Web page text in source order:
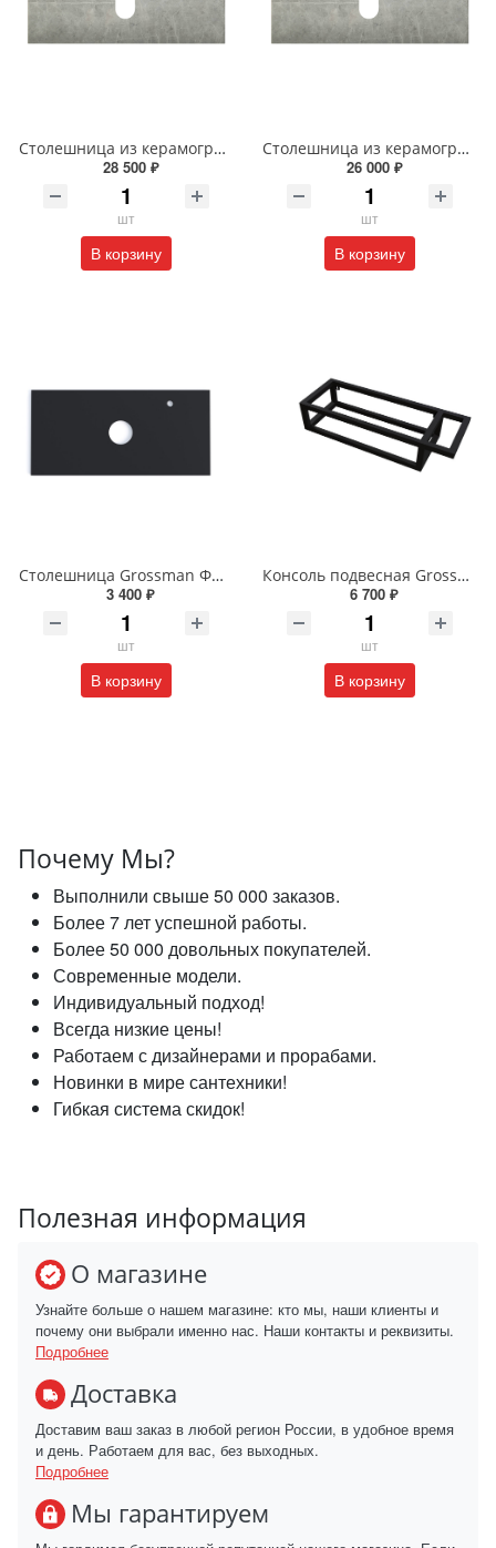
Столешница из керамогранита BelBagno 100 см KEP-100-MGL-W0 Marmo Grigio Lucido
28 500 ₽
шт
В корзину
Столешница из керамогранита BelBagno 100 см KEP-90-MGL-W0 Marmo Grigio Lucido
26 000 ₽
шт
В корзину
Столешница Grossman ФЛАЙ 100 см 501002 серая
3 400 ₽
шт
В корзину
Консоль подвесная Grossman МЕТРИС-50 см черная с прав. полотенцедержателем
6 700 ₽
шт
В корзину
Почему Мы?
Выполнили свыше 50 000 заказов.
Более 7 лет успешной работы.
Более 50 000 довольных покупателей.
Современные модели.
Индивидуальный подход!
Всегда низкие цены!
Работаем с дизайнерами и прорабами.
Новинки в мире сантехники!
Гибкая система скидок!
Полезная информация
О магазине
Узнайте больше о нашем магазине: кто мы, наши клиенты и
почему они выбрали именно нас. Наши контакты и реквизиты.
Подробнее
Доставка
Доставим ваш заказ в любой регион России, в удобное время
и день. Работаем для вас, без выходных.
Подробнее
Мы гарантируем